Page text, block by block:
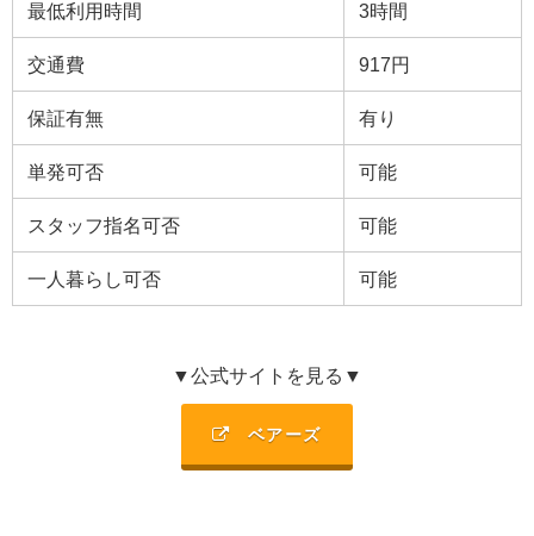
最低利用時間 3時間
交通費 917円
保証有無 有り
単発可否 可能
スタッフ指名可否 可能
一人暮らし可否 可能
▼公式サイトを見る▼
ベアーズ